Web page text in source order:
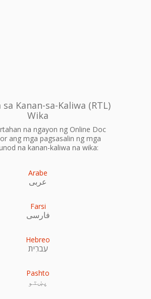
Kanan-sa-Kaliwa (RTL)
Wika
na ngayon ng Online Doc
ang mga pagsasalin ng mga
na kanan-kaliwa na wika:
Arabe
عربى
Farsi
فارسی
Hebreo
עִברִית
Pashto
پښتو